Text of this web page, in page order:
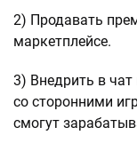
2) Продавать
маркетплейсе.
3) Внедрить в
со сторонними
смогут